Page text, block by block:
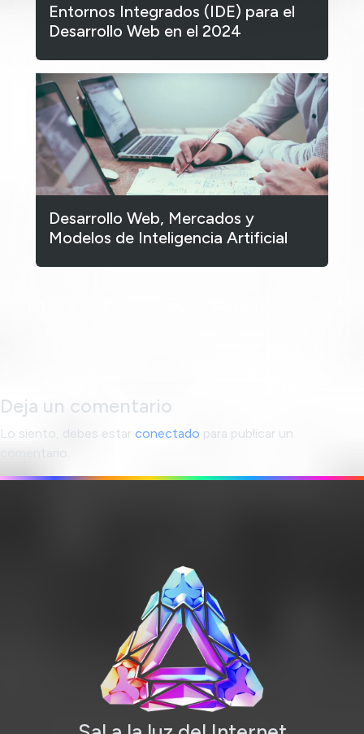
Entornos Integrados (IDE) para el
Desarrollo Web en el 2024
Desarrollo Web, Mercados y
Modelos de Inteligencia Artificial
Deja un comentario
Lo siento, debes estar conectado para publicar un
comentario.